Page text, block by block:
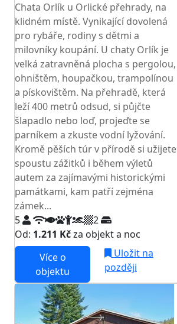
Chata Orlík u Orlické přehrady, na
klidném místě. Vynikající dovolená
pro rybáře, rodiny s dětmi a
milovníky koupání. U chaty Orlík je
velká zatravněná plocha s pergolou,
ohništěm, houpačkou, trampolínou
a pískovištěm. Na přehradě, která
leží 400 metrů odsud, si půjčte
šlapadlo nebo loď, projeďte se
parníkem a zkuste vodní lyžování.
Kromě pěších túr v přírodě si užijete
spoustu zážitků i během výletů
autem za zajímavými historickými
památkami, kam patří zejména
zámek...
5
2
Od: 1.211 Kčza objekt a noc
Více o
objektu
Uložit na
později